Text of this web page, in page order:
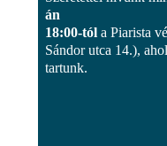
án
18:00-tól a Piarista
Sándor utca 14.),
tartunk.